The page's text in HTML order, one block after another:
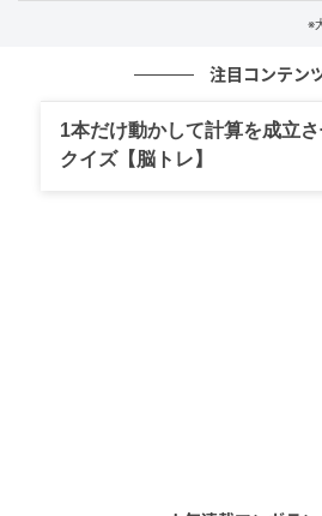
※
注目コンテン
1本だけ動かして計算を成立
クイズ【脳トレ】